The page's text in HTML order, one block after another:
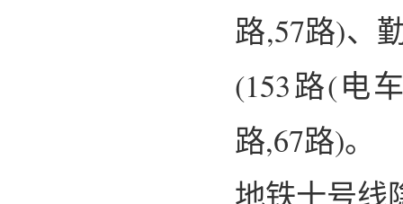
路,57路)、
(153路(电
路,67路)。
地铁十号线